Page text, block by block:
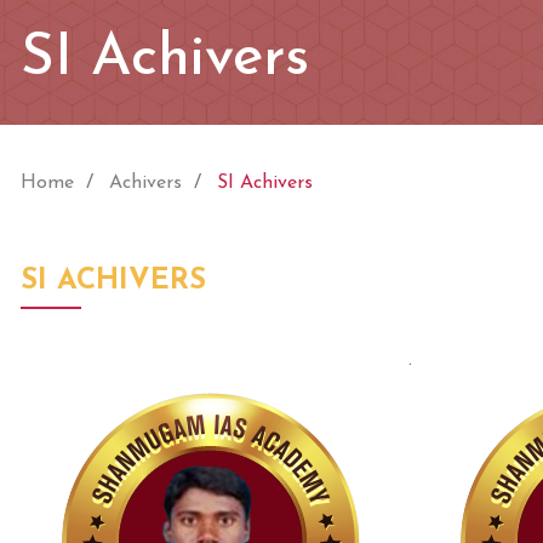
SI Achivers
Home Achivers SI Achivers
SI ACHIVERS
.